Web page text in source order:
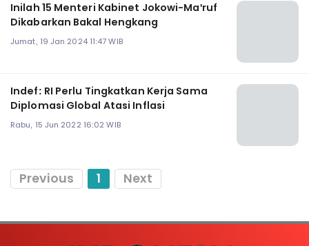
Inilah 15 Menteri Kabinet Jokowi-Ma'ruf
Dikabarkan Bakal Hengkang
Jumat, 19 Jan 2024 11:47 WIB
Indef: RI Perlu Tingkatkan Kerja Sama
Diplomasi Global Atasi Inflasi
Rabu, 15 Jun 2022 16:02 WIB
Previous 1 Next